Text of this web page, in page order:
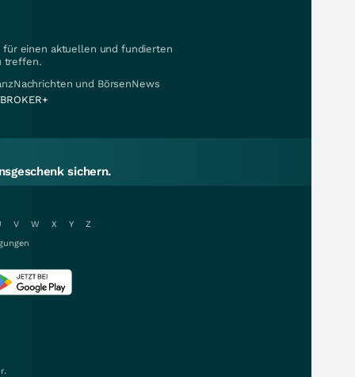
für einen aktuellen und fundierten
treffen.
und BörsenNews
sichern.
V W X Y
Z